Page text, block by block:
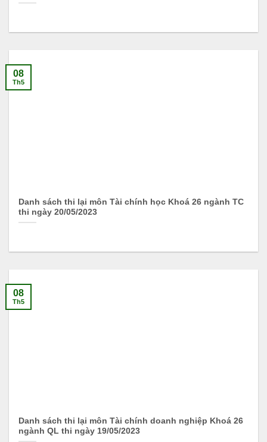
Danh sách thi lại môn Tài chính học Khoá 26 ngành TC
thi ngày 20/05/2023
08
Th5
Danh sách thi lại môn Tài chính doanh nghiệp Khoá 26
ngành QL thi ngày 19/05/2023
08
Th5